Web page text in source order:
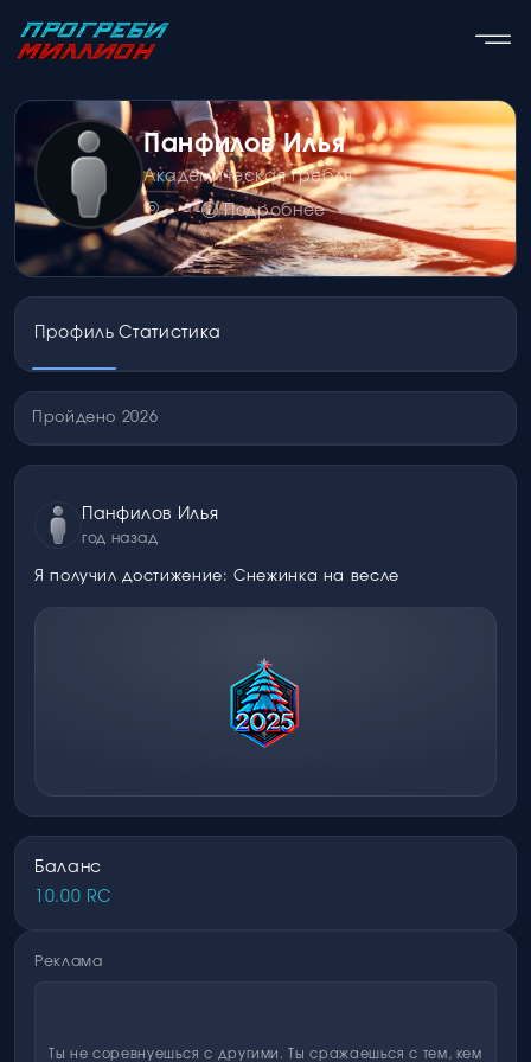
Панфилов Илья
Академическая гребля
- - - Подробнее
Профиль Статистика
Пройдено 2026
Панфилов Илья
год назад
Я получил достижение: Снежинка на весле
Баланс
10.00 RC
Реклама
Ты не соревнуешься с другими. Ты сражаешься с тем, кем